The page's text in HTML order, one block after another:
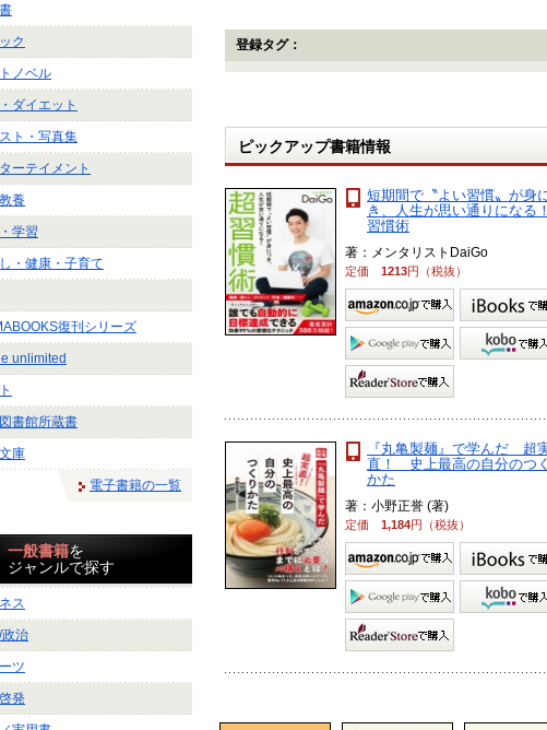
登録タグ：
ピックアップ書籍情報
短期間で〝よい習慣〟が身
き、人生が思い通りになる
習慣術
著：メンタリストDaiGo
定価 1213円（税抜）
『丸亀製麺』で学んだ 超
直！ 史上最高の自分のつ
かた
著：小野正誉 (著)
定価 1,184円（税抜）
ク
ノベル
ダイエット
ト・写真集
ーテイメント
養
学習
・健康・子育て
復刊シリーズ
unlimited
書館所蔵書
庫
電子書籍の一覧
一般書籍を
ジャンルで探す
ス
治
ツ
発